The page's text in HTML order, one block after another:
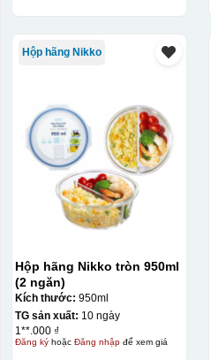
Hộp hãng Nikko
Hộp hãng Nikko tròn 950ml
(2 ngăn)
Kích thước: 950ml
TG sản xuất: 10 ngày
1**.000 ₫
Đăng kýhoặc Đăng nhậpđể xem giá